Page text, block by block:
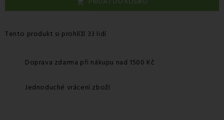

Tento produkt si prohlíží 33 lidí
Doprava zdarma při nákupu nad 1500 Kč
Jednoduché vrácení zboží